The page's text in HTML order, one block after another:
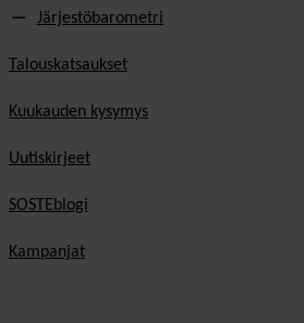
Järjestöbarometri
Talouskatsaukset
Kuukauden kysymys
Uutiskirjeet
SOSTEblogi
Kampanjat